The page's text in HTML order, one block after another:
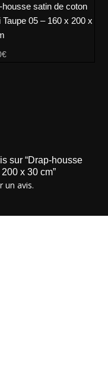
housse satin de coton
Taupe 05 – 160 x 200 x
€
sur “Drap-housse
x 30 cm”
un avis.